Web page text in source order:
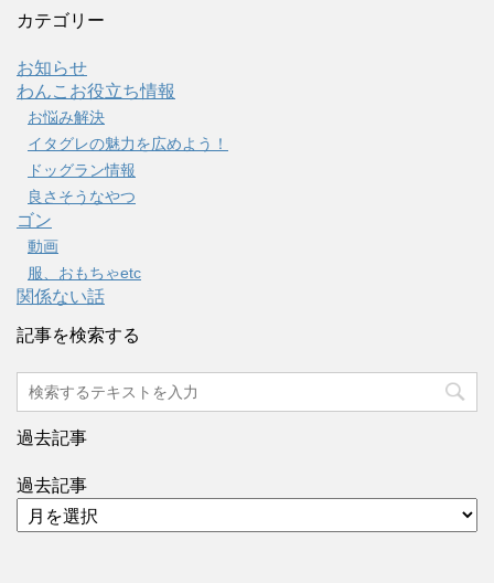
カテゴリー
お知らせ
わんこお役立ち情報
お悩み解決
イタグレの魅力を広めよう！
ドッグラン情報
良さそうなやつ
ゴン
動画
服、おもちゃetc
関係ない話
記事を検索する
過去記事
過去記事